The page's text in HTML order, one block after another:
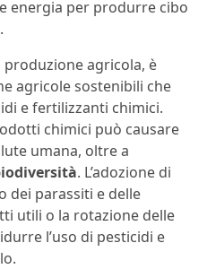
energia per produrre cibo
agricola, è
agricole sostenibili che
e fertilizzanti chimici.
chimici può causare
umana, oltre a
. L’adozione di
dei parassiti e delle
utili o la rotazione delle
l’uso di pesticidi e